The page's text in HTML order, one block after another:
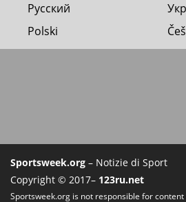
Русский
Polski
Sportsweek.org – Notizie di Sport
Copyright © 2017– 123ru.net
Sportsweek.org is not responsible for content